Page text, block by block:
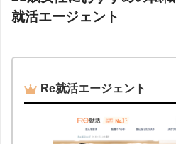
就活エージェント
Re就活エージェント